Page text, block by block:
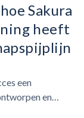
Sakura
heeft
een
en
de